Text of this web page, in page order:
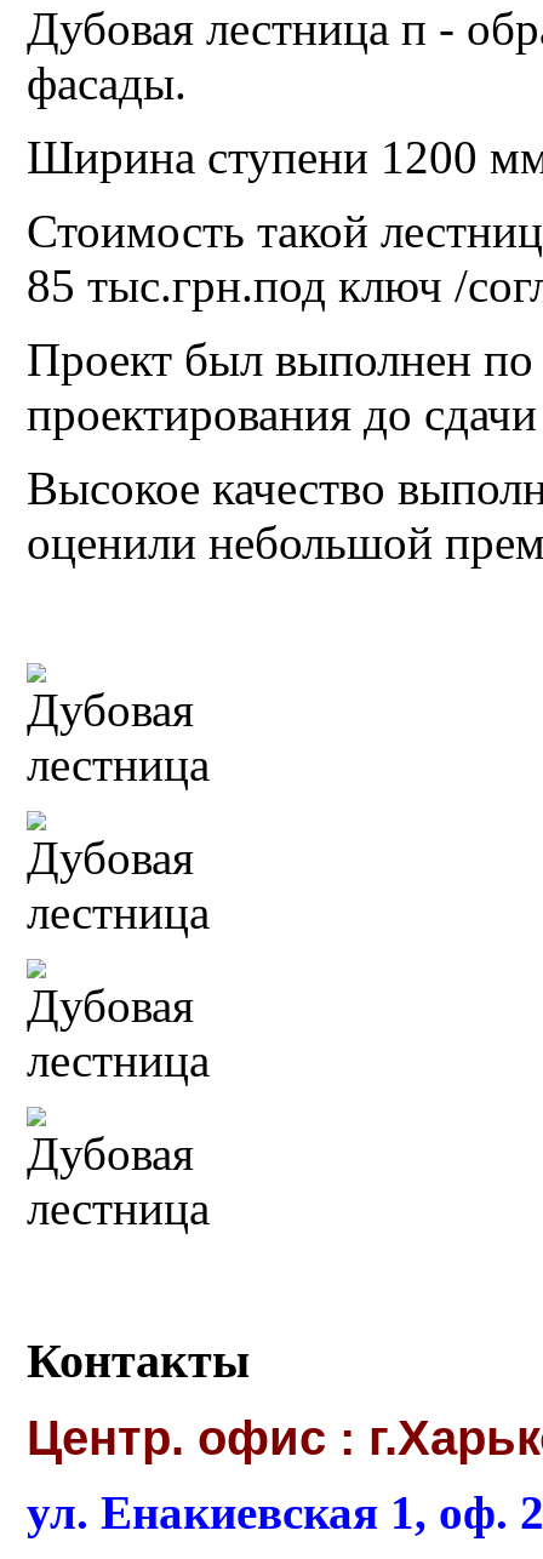
Дубовая лестница п -
фасады.
Ширина ступени 1200
Стоимость такой
85 тыс.грн.под ключ /
Проект был выполнен по
проектирования до
Высокое качество
оценили небольшой
Контакты
Центр. офис :
ул. Енакиевская 1, оф.